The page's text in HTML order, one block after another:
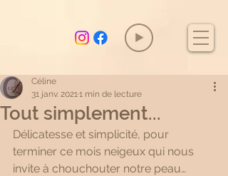
Tout simplement...
Céline
31 janv. 20211 min de lecture
Délicatesse et simplicité, pour
terminer ce mois neigeux qui nous
invite à chouchouter notre peau…